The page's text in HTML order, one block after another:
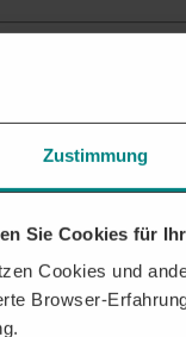
Zustimmung
Sie Cookies für
Cookies und
Browser-
Ausschreibungen
und E-Mail-
vergebenen Aufträgen,